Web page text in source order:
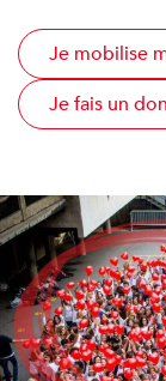
Je mobilise
Je fais un